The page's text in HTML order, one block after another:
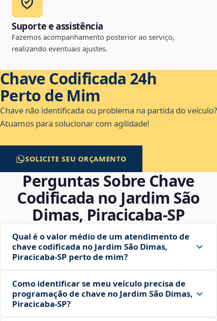
Suporte e assistência
Fazemos acompanhamento posterior ao serviço,
realizando eventuais ajustes.
Chave Codificada 24h
Perto de Mim
Chave não identificada ou problema na partida do veículo?
Atuamos para solucionar com agilidade!
SOLICITE SEU ORÇAMENTO
Perguntas Sobre Chave
Codificada no Jardim São
Dimas, Piracicaba‑SP
Qual é o valor médio de um atendimento de
chave codificada no Jardim São Dimas,
Piracicaba‑SP perto de mim?
Como identificar se meu veículo precisa de
programação de chave no Jardim São Dimas,
Piracicaba‑SP?